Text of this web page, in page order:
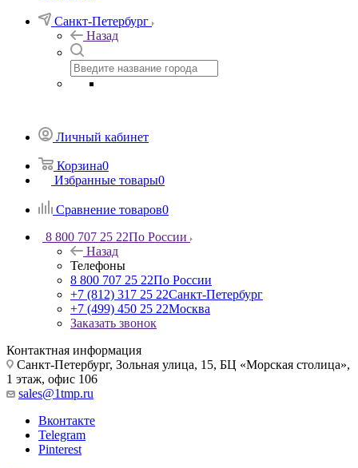
Санкт-Петербург
Назад
Личный кабинет
Корзина0
Избранные товары0
Сравнение товаров0
8 800 707 25 22По России
Назад
Телефоны
8 800 707 25 22По России
+7 (812) 317 25 22Санкт-Петербург
+7 (499) 450 25 22Москва
Заказать звонок
Контактная информация
Санкт-Петербург, Зольная улица, 15, БЦ «Морская столица»,
1 этаж, офис 106
sales@1tmp.ru
Вконтакте
Telegram
Pinterest